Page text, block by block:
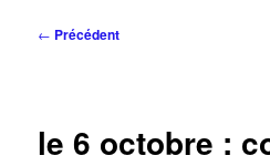
Navigation
← Précédent
le 6 octobre :